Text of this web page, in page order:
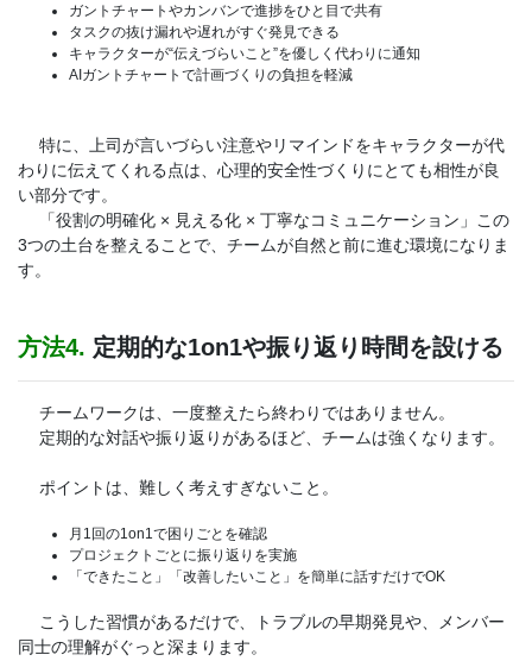
ガントチャートやカンバンで進捗をひと目で共有
タスクの抜け漏れや遅れがすぐ発見できる
キャラクターが“伝えづらいこと”を優しく代わりに通知
AIガントチャートで計画づくりの負担を軽減
特に、上司が言いづらい注意やリマインドをキャラクターが代
わりに伝えてくれる点は、心理的安全性づくりにとても相性が良
い部分です。
「役割の明確化 × 見える化 × 丁寧なコミュニケーション」この
3つの土台を整えることで、チームが自然と前に進む環境になりま
す。
方法4. 定期的な1on1や振り返り時間を設ける
チームワークは、一度整えたら終わりではありません。
定期的な対話や振り返りがあるほど、チームは強くなります。
ポイントは、難しく考えすぎないこと。
月1回の1on1で困りごとを確認
プロジェクトごとに振り返りを実施
「できたこと」「改善したいこと」を簡単に話すだけでOK
こうした習慣があるだけで、トラブルの早期発見や、メンバー
同士の理解がぐっと深まります。